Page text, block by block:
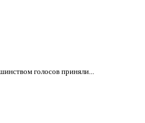
голосов приняли...